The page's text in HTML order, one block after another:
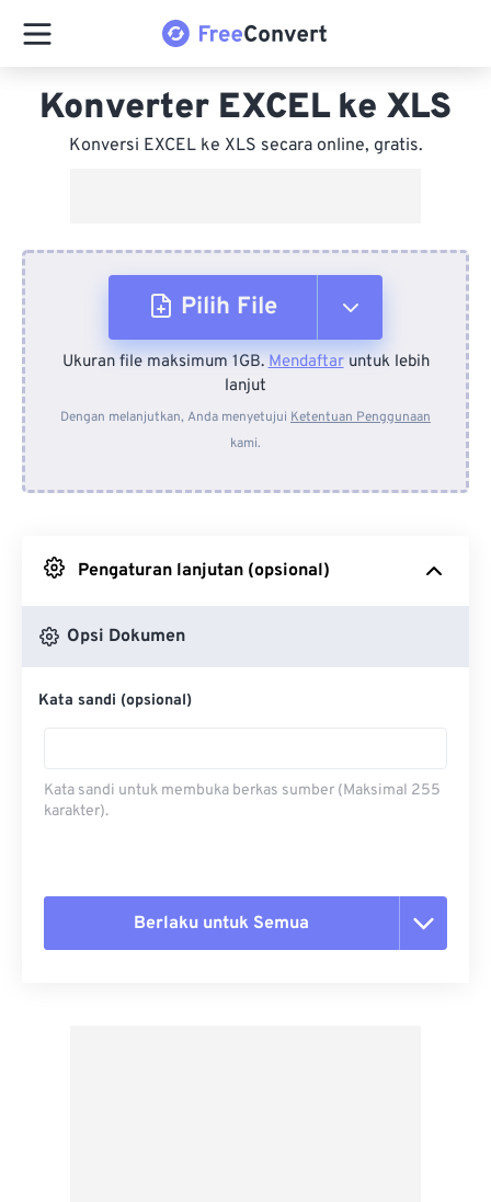
Konverter EXCEL ke XLS
Konversi EXCEL ke XLS secara online, gratis.
Pilih File
Dari Perangkat
Dari Dropbox
Ukuran file maksimum 1GB.Mendaftaruntuk lebih
lanjut
Dengan melanjutkan, Anda menyetujui Ketentuan Penggunaan
kami.
Pengaturan lanjutan (opsional)
Opsi Dokumen
Kata sandi (opsional)
Kata sandi untuk membuka berkas sumber (Maksimal 255
karakter).
Berlaku untuk Semua